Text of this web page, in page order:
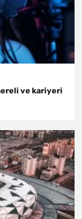
ve kariyeri